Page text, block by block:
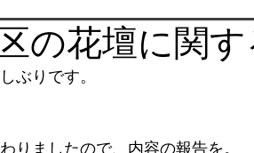
の花壇に関
ぶりです。
りましたので、内容の報告を。